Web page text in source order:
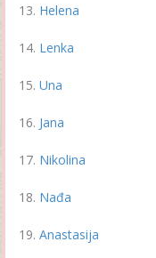
Helena
Lenka
Una
Jana
Nikolina
Nađa
Anastasija